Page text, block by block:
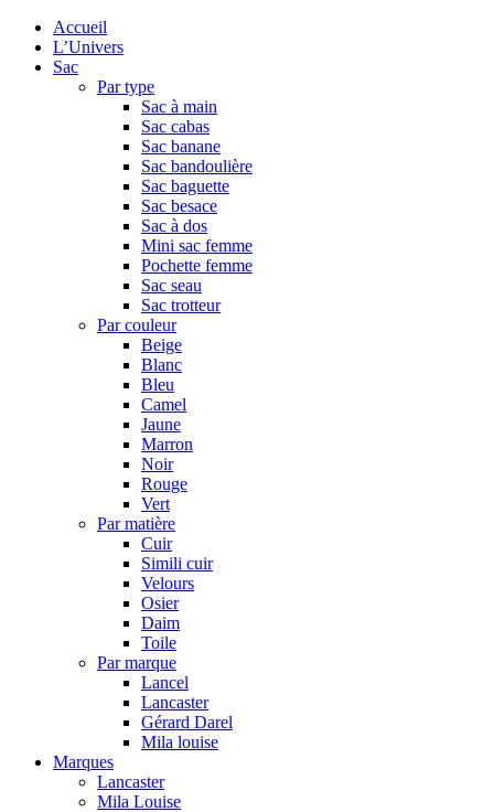
Accueil
L’Univers
Sac
Par type
Sac à main
Sac cabas
Sac banane
Sac bandoulière
Sac baguette
Sac besace
Sac à dos
Mini sac femme
Pochette femme
Sac seau
Sac trotteur
Par couleur
Beige
Blanc
Bleu
Camel
Jaune
Marron
Noir
Rouge
Vert
Par matière
Cuir
Simili cuir
Velours
Osier
Daim
Toile
Par marque
Lancel
Lancaster
Gérard Darel
Mila louise
Marques
Lancaster
Mila Louise